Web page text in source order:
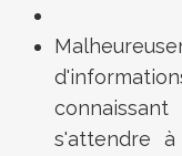
s'attendre